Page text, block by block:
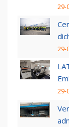
29-
29-
29-